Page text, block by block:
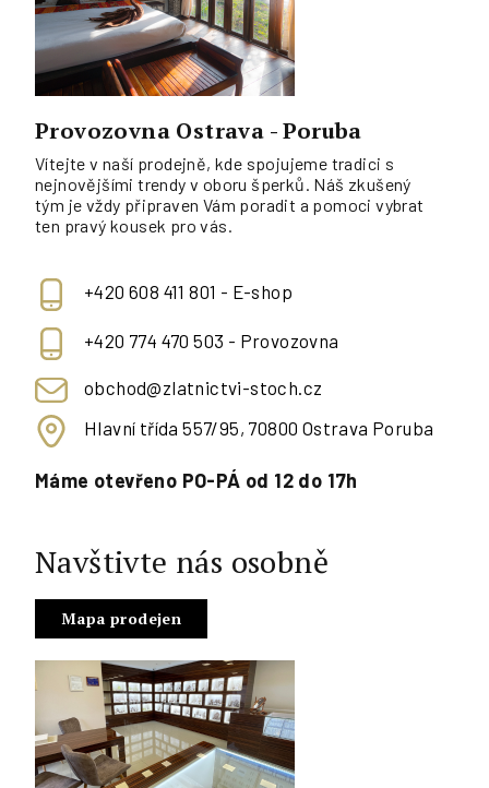
Provozovna Ostrava - Poruba
Vítejte v naší prodejně, kde spojujeme tradici s
nejnovějšími trendy v oboru šperků. Náš zkušený
tým je vždy připraven Vám poradit a pomoci vybrat
ten pravý kousek pro vás.
+420 608 411 801 - E-shop
+420 774 470 503 - Provozovna
obchod@zlatnictvi-stoch.cz
Hlavní třída 557/95, 70800 Ostrava Poruba
Máme otevřeno PO-PÁ od 12 do 17h
Navštivte nás osobně
Mapa prodejen